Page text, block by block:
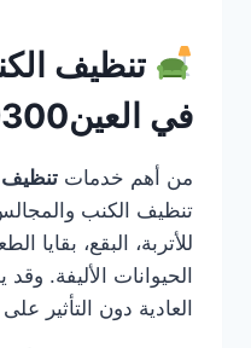
تنظيف
في العين0501949300
من أهم خدمات تنظيف
تنظيف الكنب
للأتربة، البقع، بقايا
الحيوانات الأليفة.
العادية دون التأثير